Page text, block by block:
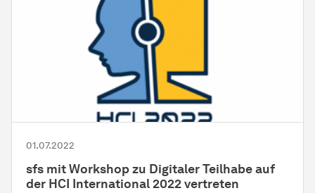
01.07.2022
sfs mit Workshop zu Digitaler Teilhabe auf
der HCI International 2022 vertreten